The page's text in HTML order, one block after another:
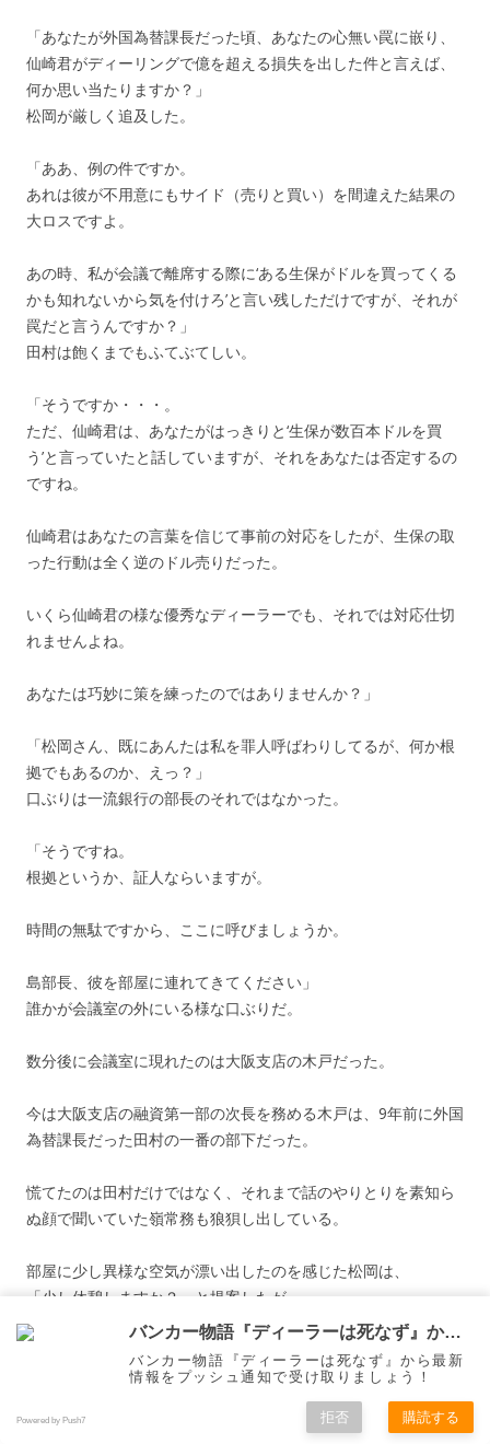
「あなたが外国為替課長だった頃、あなたの心無い罠に嵌り、
仙崎君がディーリングで億を超える損失を出した件と言えば、
何か思い当たりますか？」
松岡が厳しく追及した。
「ああ、例の件ですか。
あれは彼が不用意にもサイド（売りと買い）を間違えた結果の
大ロスですよ。
あの時、私が会議で離席する際に‘ある生保がドルを買ってくる
かも知れないから気を付けろ’と言い残しただけですが、それが
罠だと言うんですか？」
田村は飽くまでもふてぶてしい。
「そうですか・・・。
ただ、仙崎君は、あなたがはっきりと‘生保が数百本ドルを買
う’と言っていたと話していますが、それをあなたは否定するの
ですね。
仙崎君はあなたの言葉を信じて事前の対応をしたが、生保の取
った行動は全く逆のドル売りだった。
いくら仙崎君の様な優秀なディーラーでも、それでは対応仕切
れませんよね。
あなたは巧妙に策を練ったのではありませんか？」
「松岡さん、既にあんたは私を罪人呼ばわりしてるが、何か根
拠でもあるのか、えっ？」
口ぶりは一流銀行の部長のそれではなかった。
「そうですね。
根拠というか、証人ならいますが。
時間の無駄ですから、ここに呼びましょうか。
島部長、彼を部屋に連れてきてください」
誰かが会議室の外にいる様な口ぶりだ。
数分後に会議室に現れたのは大阪支店の木戸だった。
今は大阪支店の融資第一部の次長を務める木戸は、9年前に外国
為替課長だった田村の一番の部下だった。
慌てたのは田村だけではなく、それまで話のやりとりを素知ら
ぬ顔で聞いていた嶺常務も狼狽し出している。
部屋に少し異様な空気が漂い出したのを感じた松岡は、
「少し休憩しますか？」と提案したが、
頭取の中窪がそれを制して「続けてくれ」と言った。
「それでは、続けさせて頂きます。
バンカー物語『ディーラーは死なず』から通知を受け取る
バンカー物語『ディーラーは死なず』から最新
情報をプッシュ通知で受け取りましょう！
Powered by Push7 拒否 購読する